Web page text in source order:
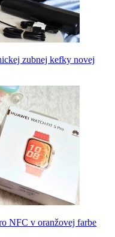
zubnej kefky novej
NFC v oranžovej farbe